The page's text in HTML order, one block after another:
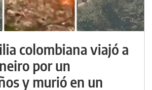
colombiana viajó a
por un
y murió en un